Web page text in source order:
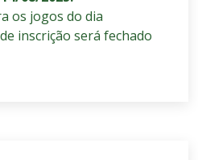
os jogos do dia
inscrição será fechado